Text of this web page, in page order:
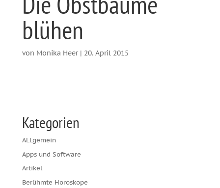
blühen
von Monika Heer| 20. April 2015
Kategorien
ALLgemein
Apps und Software
Artikel
Berühmte Horoskope